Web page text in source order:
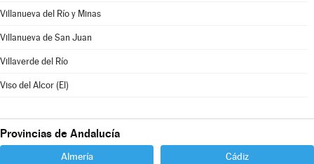
Villanueva del Río y Minas
Villanueva de San Juan
Villaverde del Río
Viso del Alcor (El)
Provincias de Andalucía
Almería Cádiz